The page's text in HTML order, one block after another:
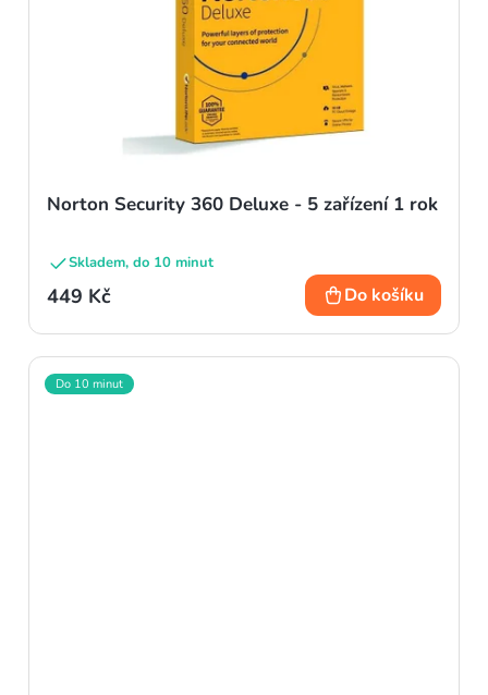
Norton Security 360 Deluxe - 5 zařízení 1 rok
Skladem, do 10 minut
449 Kč Do košíku
Do 10 minut